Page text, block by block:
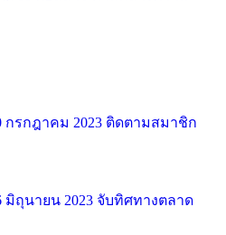
กรกฎาคม 2023 ติดตามสมาชิก
มิถุนายน 2023 จับทิศทางตลาด